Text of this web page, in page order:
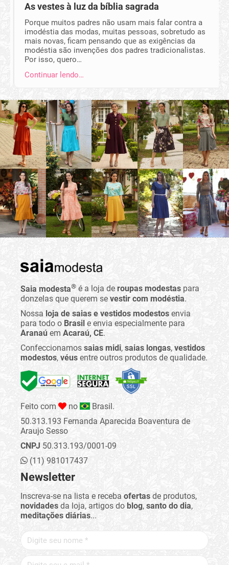
As vestes à luz da bíblia sagrada
Porque muitos padres não usam mais falar contra a
imodéstia das modas, muitas pessoas, sobretudo as
mais novas, ficam pensando que as exigências da
modéstia são invenções dos padres tradicionalistas.
Por isso, quero…
Continuar lendo…
Saia modesta® é a loja de roupas modestas para
donzelas que querem se vestir com modéstia.
Nossa loja de saias e vestidos modestos envia
para todo o Brasil e envia especialmente para
Aranaú em Acaraú, CE.
Confeccionamos saias midi, saias longas, vestidos
modestos, véus entre outros produtos de qualidade.
Feito com no
Brasil.
50.313.193 Fernanda Aparecida Boaventura de
Araujo Sesso
CNPJ 50.313.193/0001-09
(11) 981017437
Newsletter
Inscreva-se na lista e receba ofertas de produtos,
novidades da loja, artigos do blog, santo do dia,
meditações diárias...